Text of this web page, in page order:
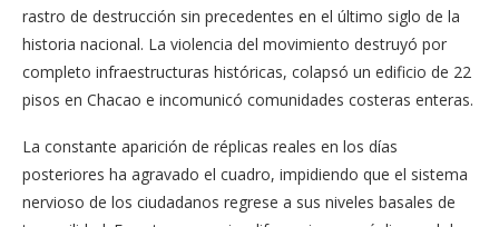
rastro de destrucción sin precedentes en el último siglo de la
historia nacional. La violencia del movimiento destruyó por
completo infraestructuras históricas, colapsó un edificio de 22
pisos en Chacao e incomunicó comunidades costeras enteras.
La constante aparición de réplicas reales en los días
posteriores ha agravado el cuadro, impidiendo que el sistema
nervioso de los ciudadanos regrese a sus niveles basales de